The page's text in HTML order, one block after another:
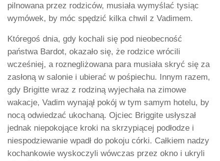
pilnowana przez rodziców, musiała wymyślać tysiąc
wymówek, by móc spędzić kilka chwil z Vadimem.
Któregoś dnia, gdy kochali się pod nieobecność
państwa Bardot, okazało się, że rodzice wrócili
wcześniej, a roznegliżowana para musiała skryć się za
zasłoną w salonie i ubierać w pośpiechu. Innym razem,
gdy Brigitte wraz z rodziną wyjechała na zimowe
wakacje, Vadim wynajął pokój w tym samym hotelu, by
nocą odwiedzać ukochaną. Ojciec Briggite usłyszał
jednak niepokojące kroki na skrzypiącej podłodze i
niespodziewanie wpadł do pokoju córki. Całkiem nadzy
kochankowie wyskoczyli wówczas przez okno i ukryli